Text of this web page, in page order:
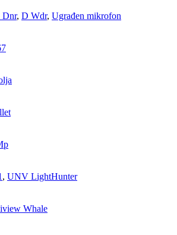
Dnr, D Wdr, Ugrađen mikrofon
, UNV LightHunter
Whale